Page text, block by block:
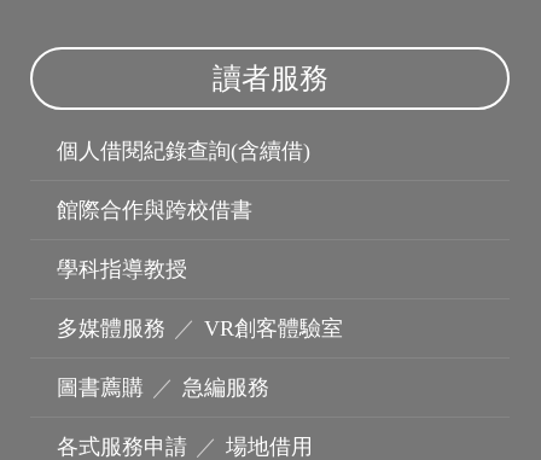
讀者服務
個人借閱紀錄查詢(含續借)
館際合作與跨校借書
學科指導教授
多媒體服務 ／ VR創客體驗室
圖書薦購 ／ 急編服務
各式服務申請 ／ 場地借用